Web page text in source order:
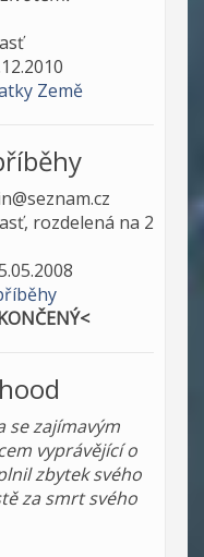
Země
rozdelená na 2
se zajímavým
vyprávějící o
zbytek svého
za smrt svého